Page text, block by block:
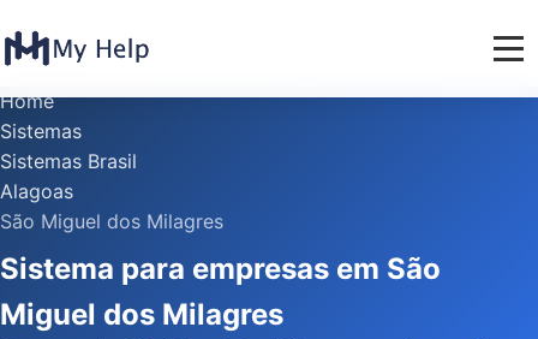
Home
Sistemas
Sistemas Brasil
Alagoas
São Miguel dos Milagres
Sistema para empresas em São
Miguel dos Milagres